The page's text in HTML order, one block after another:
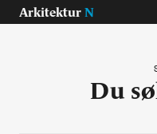
Arkitektur N
Du